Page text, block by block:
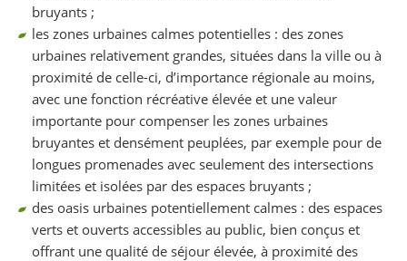
bruyants ;
les zones urbaines calmes potentielles : des zones
urbaines relativement grandes, situées dans la ville ou à
proximité de celle-ci, d’importance régionale au moins,
avec une fonction récréative élevée et une valeur
importante pour compenser les zones urbaines
bruyantes et densément peuplées, par exemple pour de
longues promenades avec seulement des intersections
limitées et isolées par des espaces bruyants ;
des oasis urbaines potentiellement calmes : des espaces
verts et ouverts accessibles au public, bien conçus et
offrant une qualité de séjour élevée, à proximité des